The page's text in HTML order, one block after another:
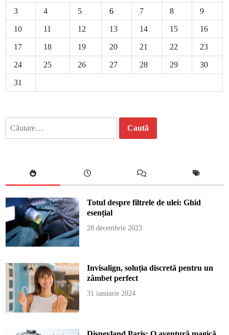
3 4 5 6 7 8 9
10 11 12 13 14 15 16
17 18 19 20 21 22 23
24 25 26 27 28 29 30
31
Totul despre filtrele de ulei: Ghid
esențial
28 decembrie 2023
Invisalign, soluția discretă pentru un
zâmbet perfect
31 ianuarie 2024